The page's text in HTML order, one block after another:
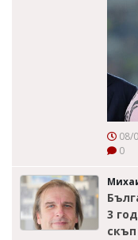
08/
0
3